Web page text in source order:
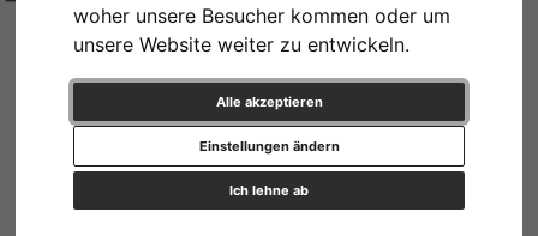
woher unsere Besucher kommen oder um
unsere Website weiter zu entwickeln.
Alle akzeptieren
Ich lehne ab
Einstellungen ändern